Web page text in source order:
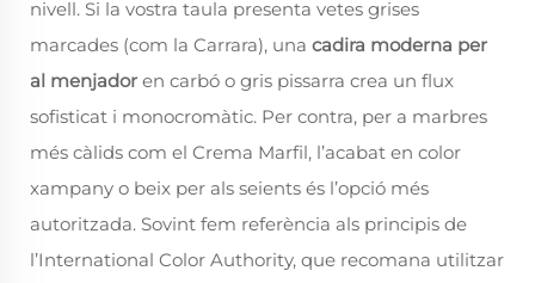
nivell. Si la vostra taula presenta vetes grises
marcades (com la Carrara), una cadira moderna per
al menjador en carbó o gris pissarra crea un flux
sofisticat i monocromàtic. Per contra, per a marbres
més càlids com el Crema Marfil, l’acabat en color
xampany o beix per als seients és l’opció més
autoritzada. Sovint fem referència als principis de
l’International Color Authority, que recomana utilitzar